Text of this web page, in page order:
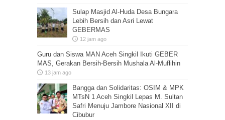
Sulap Masjid Al-Huda Desa Bungara
Lebih Bersih dan Asri Lewat
GEBERMAS
12 jam ago
Guru dan Siswa MAN Aceh Singkil Ikuti GEBER
MAS, Gerakan Bersih-Bersih Mushala Al-Muflihin
13 jam ago
Bangga dan Solidaritas: OSIM & MPK
MTsN 1 Aceh Singkil Lepas M. Sultan
Safri Menuju Jambore Nasional XII di
Cibubur